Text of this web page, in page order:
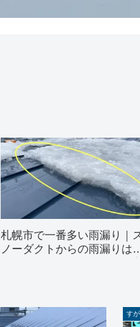
札幌市で一番多い雨漏り｜
ノーダクトからの雨漏りは
す